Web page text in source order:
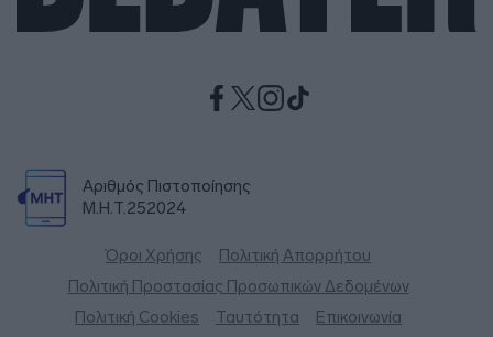
Αριθμός Πιστοποίησης
Μ.Η.Τ.252024
Όροι Χρήσης
Πολιτική Απορρήτου
Πολιτική Προστασίας Προσωπικών Δεδομένων
Πολιτική Cookies
Ταυτότητα Επικοινωνία